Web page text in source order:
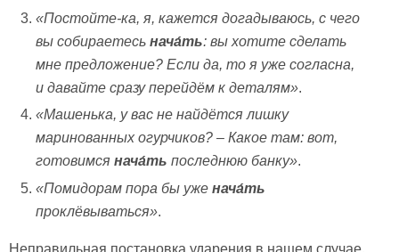
«Постойте-ка, я, кажется догадываюсь, с чего
вы собираетесьнача́ть: вы хотите сделать
мне предложение? Если да, то я уже согласна,
и давайте сразу перейдём к деталям».
«Машенька, у вас не найдётся лишку
маринованных огурчиков? – Какое там: вот,
готовимсянача́ть последнюю банку».
«Помидорам пора бы уженача́ть
проклёвываться».
Неправильная постановка ударения в нашем случае,